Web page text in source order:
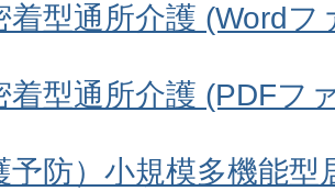
着型通所介護 (Wordフ
着型通所介護 (PDFフ
予防）小規模多機能